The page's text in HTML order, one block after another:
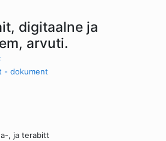
digitaalne ja
arvuti.
- dokument
, ja terabitt